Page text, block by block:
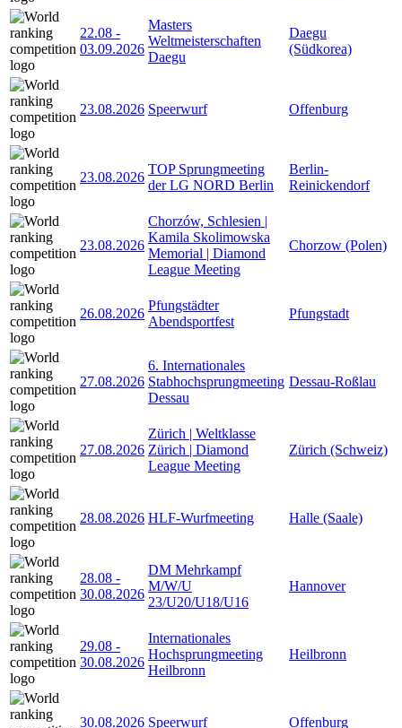
22.08 -
03.09.2026
Masters
Weltmeisterschaften
Daegu
Daegu
(Südkorea)
23.08.2026 Speerwurf Offenburg
23.08.2026
TOP Sprungmeeting
der LG NORD Berlin
Berlin-
Reinickendorf
23.08.2026
Chorzów, Schlesien |
Kamila Skolimowska
Memorial | Diamond
League Meeting
Chorzow (Polen)
26.08.2026
Pfungstädter
Abendsportfest
Pfungstadt
27.08.2026
6. Internationales
Stabhochsprungmeeting
Dessau
Dessau-Roßlau
27.08.2026
Zürich | Weltklasse
Zürich | Diamond
League Meeting
Zürich (Schweiz)
28.08.2026 HLF-Wurfmeeting Halle (Saale)
28.08 -
30.08.2026
DM Mehrkampf
M/W/U
23/U20/U18/U16
Hannover
29.08 -
30.08.2026
Internationales
Hochsprungmeeting
Heilbronn
Heilbronn
30.08.2026 Speerwurf Offenburg